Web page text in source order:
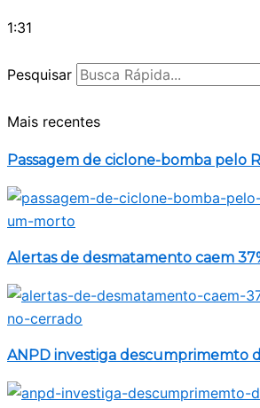
1:31
Pesquisar
Mais recentes
Passagem de ciclone-bomba pelo
Alertas de desmatamento caem
ANPD investiga descumprimemto